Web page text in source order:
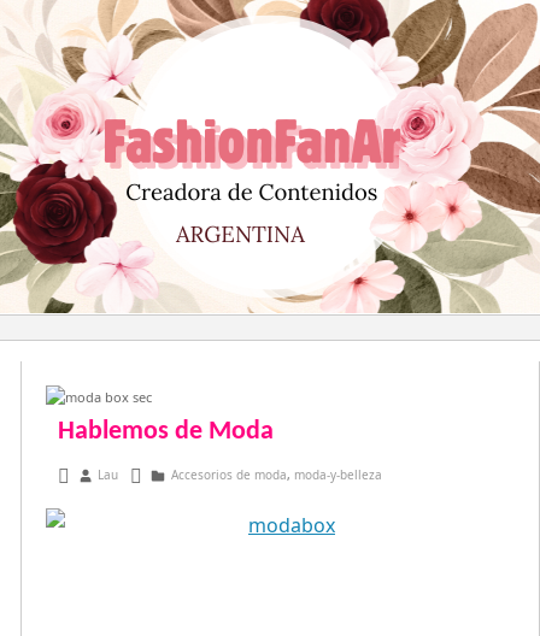
al
contenido
Hablemos de Moda
junio 10, 2013
Lau Accesorios de moda, moda-y-belleza